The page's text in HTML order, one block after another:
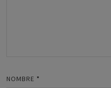
NOMBRE *